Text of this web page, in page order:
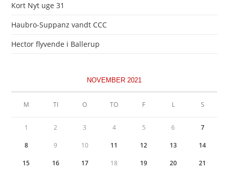
Kort Nyt uge 31
Haubro-Suppanz vandt CCC
Hector flyvende i Ballerup
NOVEMBER 2021
M TI O TO F L S
1 2 3 4 5 6 7
8 9 10 11 12 13 14
15 16 17 18 19 20 21